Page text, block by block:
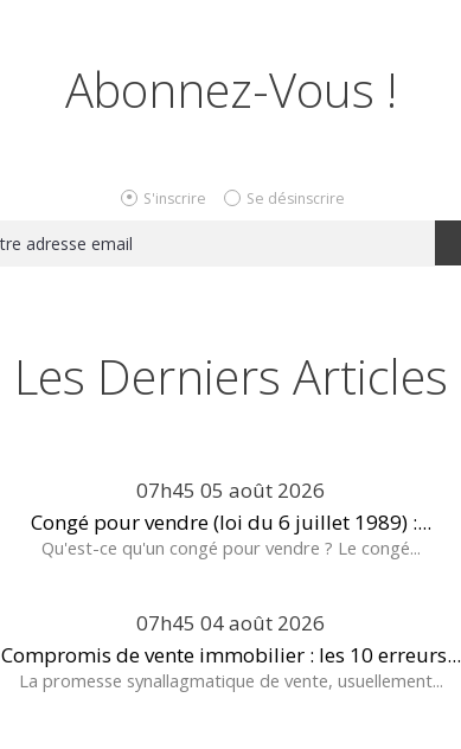
Abonnez-Vous !
S'inscrire Se désinscrire
Les Derniers Articles
07h45 05 août 2026
Congé pour vendre (loi du 6 juillet 1989) :...
Qu'est-ce qu'un congé pour vendre ? Le congé...
07h45 04août 2026
Compromis de vente immobilier : les 10 erreurs...
La promesse synallagmatique de vente, usuellement...